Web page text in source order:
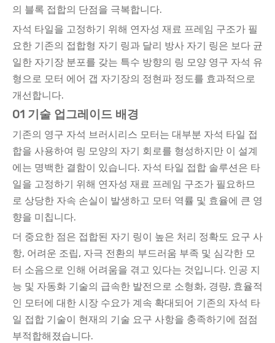
의 블록 접합의 단점을 극복합니다.
자석 타일을 고정하기 위해 연자성 재료 프레임 구조가 필
요한 기존의 접합형 자기 링과 달리 방사 자기 링은 보다 균
일한 자기장 분포를 갖는 특수 방향의 링 모양 영구 자석 유
형으로 모터 에어 갭 자기장의 정현파 정도를 효과적으로
개선합니다.
01 기술 업그레이드 배경
기존의 영구 자석 브러시리스 모터는 대부분 자석 타일 접
합을 사용하여 링 모양의 자기 회로를 형성하지만 이 설계
에는 명백한 결함이 있습니다. 자석 타일 접합 솔루션은 타
일을 고정하기 위해 연자성 재료 프레임 구조가 필요하므
로 상당한 자속 손실이 발생하고 모터 역률 및 효율에 큰 영
향을 미칩니다.
더 중요한 점은 접합된 자기 링이 높은 처리 정확도 요구 사
항, 어려운 조립, 자극 전환의 부드러움 부족 및 심각한 모
터 소음으로 인해 어려움을 겪고 있다는 것입니다. 인공 지
능 및 자동화 기술의 급속한 발전으로 소형화, 경량, 효율적
인 모터에 대한 시장 수요가 계속 확대되어 기존의 자석 타
일 접합 기술이 현재의 기술 요구 사항을 충족하기에 점점
부적합해졌습니다.